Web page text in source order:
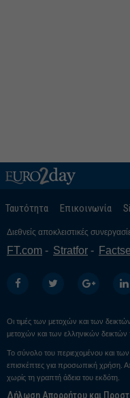
Ταυτότητα Επικοινωνία
Διεθνείς αποκλειστικές
FT.com Stratfor
Οι τιμές των μετοχών και των
μετοχών και των ελληνικών δεικτών
Το σύνολο του περιεχομένου και
επισκέπτες για προσωπική χρήση.
χωρίς τη γραπτή άδεια του εκδότη.
Δήλωση Απορρήτου και